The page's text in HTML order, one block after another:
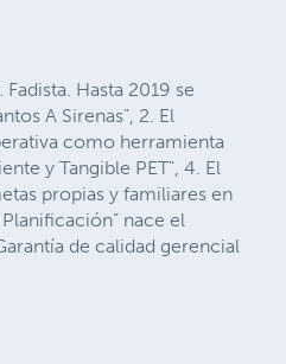
Hasta 2019 se
A Sirenas", 2. El
como herramienta
y Tangible PET", 4. El
propias y familiares en
nace el
de calidad gerencial